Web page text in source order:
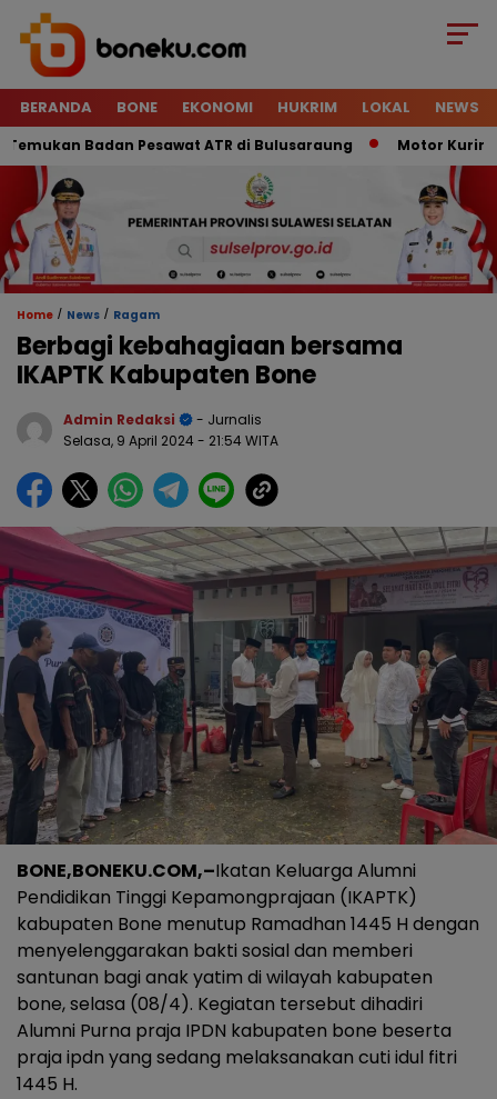
BERANDA BONE EKONOMI HUKRIM LOKAL NEWS
Badan Pesawat ATR di Bulusaraung Motor Kurir Raib
Home / News / Ragam
Berbagi kebahagiaan bersama
IKAPTK Kabupaten Bone
Admin Redaksi
- Jurnalis
Selasa, 9 April 2024 - 21:54 WITA
BONE,BONEKU.COM,–Ikatan Keluarga Alumni
Pendidikan Tinggi Kepamongprajaan (IKAPTK)
kabupaten Bone menutup Ramadhan 1445 H dengan
menyelenggarakan bakti sosial dan memberi
santunan bagi anak yatim di wilayah kabupaten
bone, selasa (08/4). Kegiatan tersebut dihadiri
Alumni Purna praja IPDN kabupaten bone beserta
praja ipdn yang sedang melaksanakan cuti idul fitri
1445 H.